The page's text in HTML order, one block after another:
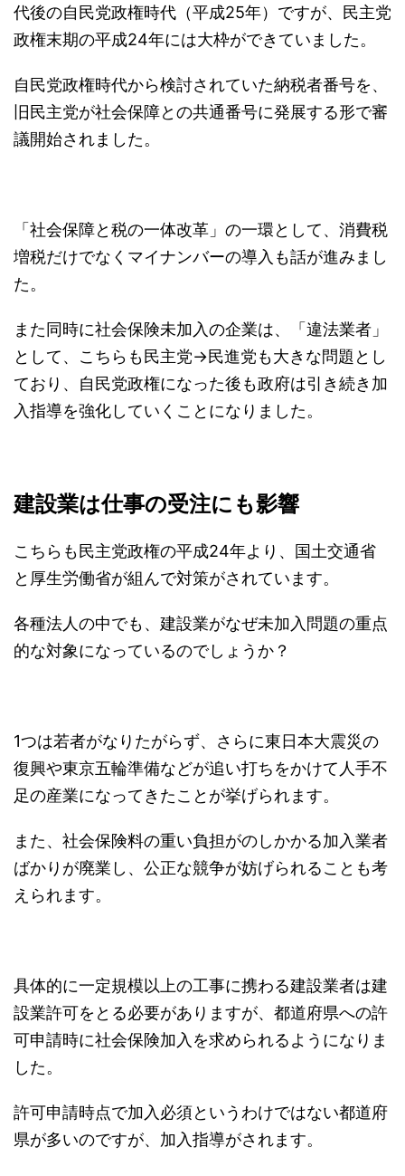
代後の自民党政権時代（平成25年）ですが、民主党
政権末期の平成24年には大枠ができていました。
自民党政権時代から検討されていた納税者番号を、
旧民主党が社会保障との共通番号に発展する形で審
議開始されました。
「社会保障と税の一体改革」の一環として、消費税
増税だけでなくマイナンバーの導入も話が進みまし
た。
また同時に社会保険未加入の企業は、「違法業者」
として、こちらも民主党→民進党も大きな問題とし
ており、自民党政権になった後も政府は引き続き加
入指導を強化していくことになりました。
建設業は仕事の受注にも影響
こちらも民主党政権の平成24年より、国土交通省
と厚生労働省が組んで対策がされています。
各種法人の中でも、建設業がなぜ未加入問題の重点
的な対象になっているのでしょうか？
1つは若者がなりたがらず、さらに東日本大震災の
復興や東京五輪準備などが追い打ちをかけて人手不
足の産業になってきたことが挙げられます。
また、社会保険料の重い負担がのしかかる加入業者
ばかりが廃業し、公正な競争が妨げられることも考
えられます。
具体的に一定規模以上の工事に携わる建設業者は建
設業許可をとる必要がありますが、都道府県への許
可申請時に社会保険加入を求められるようになりま
した。
許可申請時点で加入必須というわけではない都道府
県が多いのですが、加入指導がされます。